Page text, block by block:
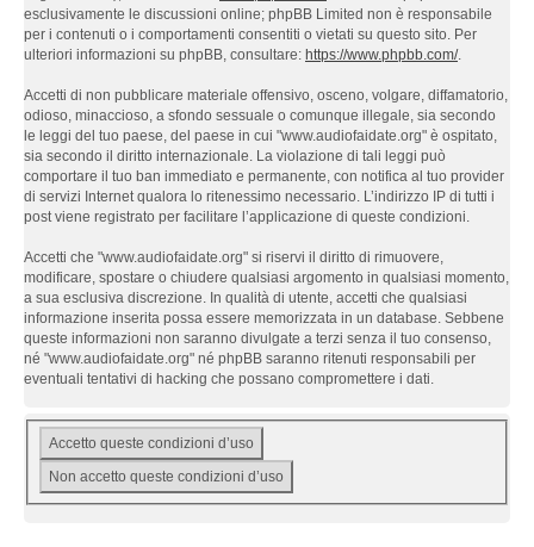
esclusivamente le discussioni online; phpBB Limited non è responsabile
per i contenuti o i comportamenti consentiti o vietati su questo sito. Per
ulteriori informazioni su phpBB, consultare: https://www.phpbb.com/.
Accetti di non pubblicare materiale offensivo, osceno, volgare, diffamatorio,
odioso, minaccioso, a sfondo sessuale o comunque illegale, sia secondo
le leggi del tuo paese, del paese in cui "www.audiofaidate.org" è ospitato,
sia secondo il diritto internazionale. La violazione di tali leggi può
comportare il tuo ban immediato e permanente, con notifica al tuo provider
di servizi Internet qualora lo ritenessimo necessario. L’indirizzo IP di tutti i
post viene registrato per facilitare l’applicazione di queste condizioni.
Accetti che "www.audiofaidate.org" si riservi il diritto di rimuovere,
modificare, spostare o chiudere qualsiasi argomento in qualsiasi momento,
a sua esclusiva discrezione. In qualità di utente, accetti che qualsiasi
informazione inserita possa essere memorizzata in un database. Sebbene
queste informazioni non saranno divulgate a terzi senza il tuo consenso,
né "www.audiofaidate.org" né phpBB saranno ritenuti responsabili per
eventuali tentativi di hacking che possano compromettere i dati.